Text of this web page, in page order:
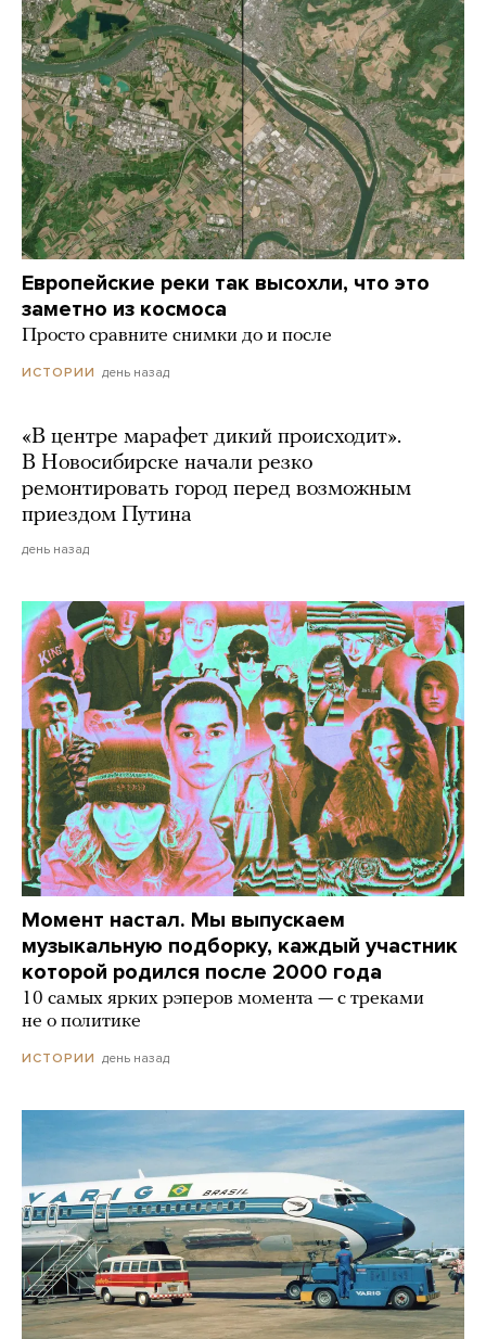
Европейские реки так высохли, что это
заметно из космоса
Просто сравните снимки до и после
ИСТОРИИ день назад
«В центре марафет дикий происходит».
В Новосибирске начали резко
ремонтировать город перед возможным
приездом Путина
день назад
Момент настал. Мы выпускаем
музыкальную подборку, каждый участник
которой родился после 2000 года
10 самых ярких рэперов момента — с треками
не о политике
ИСТОРИИ день назад